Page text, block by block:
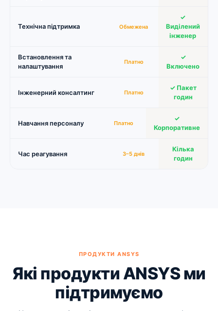
Технічна підтримка Обмежена
✓
Виділений
інженер
Встановлення та
налаштування
Платно
✓
Включено
Інженерний консалтинг Платно
✓ Пакет
годин
Навчання персоналу Платно
✓
Корпоративне
Час реагування 3–5 днів
Кілька
годин
ПРОДУКТИ ANSYS
Які продукти ANSYS ми
підтримуємо